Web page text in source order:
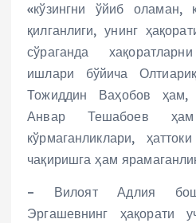
«кўзингни ўйиб оламан,
қилганлиги, унинг
сўраганда
ишлари бўйича
Тожиддин Ваҳобов ҳам,
Анвар Тешабоев
кўрмаганликлари,
чақиришга ҳам
– Вилоят Адлия
Эргашевнинг ҳақорати